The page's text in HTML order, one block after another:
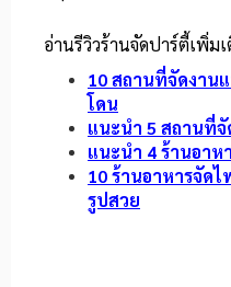
อ่านรีวิวร้านจัดปาร์ตี้เพิ่ม
10 สถานที่จัดงาน
โดน
แนะนำ 5 สถานที่
แนะนำ 4 ร้านอา
10 ร้านอาหารจัด
รูปสวย